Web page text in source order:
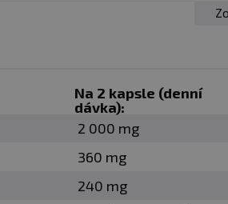
ve zcela nativní podobě, nikoli
v jaké se přirozeně vyskytuje v
a DHA
POMĚR EPA A DHA
Na 2 kapsle (denní
dávka):
2 000 mg
360 mg
240 mg